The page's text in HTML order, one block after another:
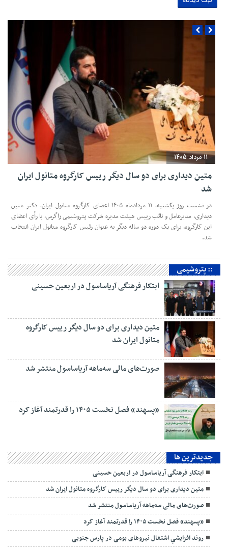
11 مرداد 1405
متین دیداری برای دو سال دیگر رییس کارگروه متانول ایران
شد
در نشست روز یکشنبه، ۱۱ مردادماه ۱۴۰۵ اعضای کارگروه متانول ایران، دکتر متین
دیداری، مدیرعامل و‌ نائب رییس هیئت مدیره شرکت پتروشیمی زاگرس، با رأی اعضای
این کارگروه، برای یک دوره دو ساله دیگر به عنوان رئیس کارگروه متانول ایران انتخاب
شد.
:: پتروشیمی
ابتکار فرهنگی آریاساسول در اربعین حسینی
متین دیداری برای دو سال دیگر رییس کارگروه
متانول ایران شد
صورت‌های مالی سه‌ماهه آریاساسول منتشر شد
«پسهند» فصل نخست ۱۴۰۵ را قدرتمند آغاز کرد
جديدترين ها
ابتکار فرهنگی آریاساسول در اربعین حسینی
متین دیداری برای دو سال دیگر رییس کارگروه متانول ایران شد
صورت‌های مالی سه‌ماهه آریاساسول منتشر شد
«پسهند» فصل نخست ۱۴۰۵ را قدرتمند آغاز کرد
روند افزایشیِ اشتغال نیروهای بومی در پارس جنوبی